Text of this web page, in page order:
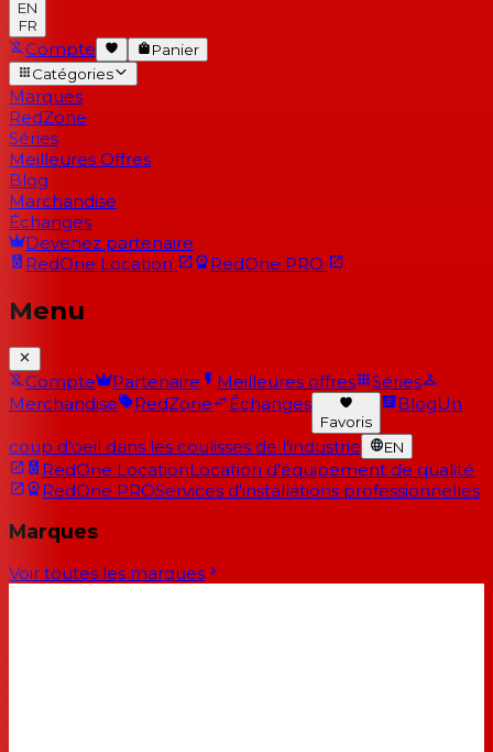
EN
FR
Compte
Panier
Catégories
Marques
RedZone
Séries
Meilleures Offres
Blog
Marchandise
Échanges
Devenez partenaire
RedOne Location RedOne PRO
Menu
Compte Partenaire Meilleures offres
Séries
Merchandise
RedZone Échanges
Favoris
BlogUn
coup d'oeil dans les coulisses de l'industrie EN
RedOne LocationLocation d'équipement de qualité
RedOne PROServices d'installations professionnelles
Marques
Voir toutes les marques